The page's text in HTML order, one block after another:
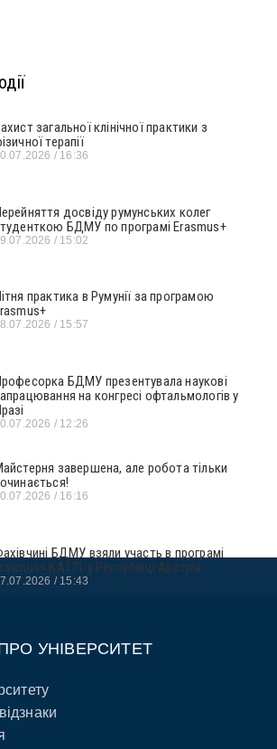
загальної клінічної практики з
терапії
16:36
досвіду румунських колег
БДМУ по програмі Erasmus+
15:02
практика в Румунії за програмою
15:57
БДМУ презентувала наукові
на конгресі офтальмологів у
12:26
завершена, але робота тільки
16:16
БДМУ взяли участь в програмі
KA171 у Республіці Австрія
15:43
УНІВЕРСИТЕТ